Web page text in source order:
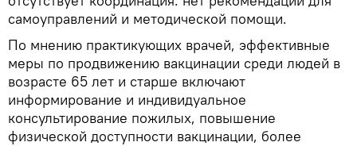
самоуправлений и методической помощи.
По мнению практикующих врачей, эффективные
меры по продвижению вакцинации среди людей в
возрасте 65 лет и старше включают
информирование и индивидуальное
консультирование пожилых, повышение
физической доступности вакцинации, более